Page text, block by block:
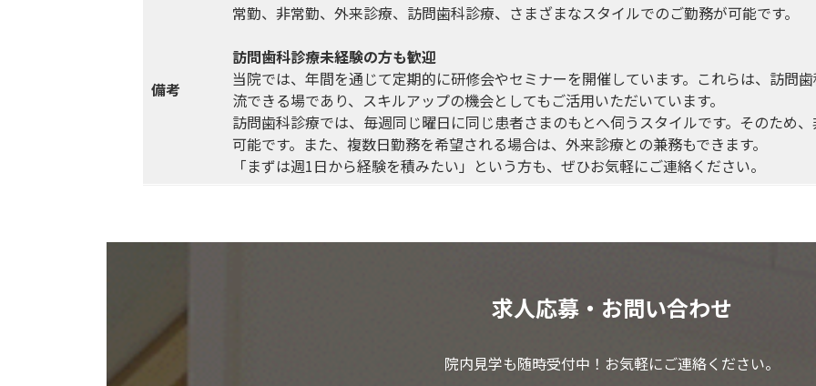
備考
常勤、非常勤、外来診療、訪問歯科診療、さまざまなスタイルでのご勤務が可能です。
訪問歯科診療未経験の方も歓迎
当院では、年間を通じて定期的に研修会やセミナーを開催しています。これらは、訪問
流できる場であり、スキルアップの機会としてもご活用いただいています。
訪問歯科診療では、毎週同じ曜日に同じ患者さまのもとへ伺うスタイルです。そのため
可能です。また、複数日勤務を希望される場合は、外来診療との兼務もできます。
「まずは週1日から経験を積みたい」という方も、ぜひお気軽にご連絡ください。
求人応募・お問い合わせ
院内見学も随時受付中！お気軽にご連絡ください。